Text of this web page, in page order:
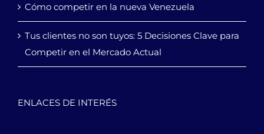
Cómo competir en la nueva Venezuela
Tus clientes no son tuyos: 5 Decisiones Clave para
Competir en el Mercado Actual
ENLACES DE INTERÉS